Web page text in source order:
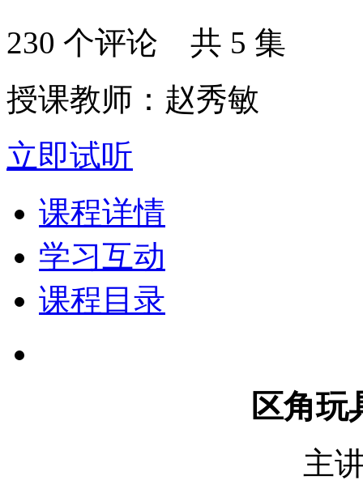
230 个评论 共 5 集
授课教师：赵秀敏
立即试听
课程详情
学习互动
课程目录
区角玩
主